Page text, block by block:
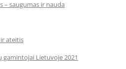
– saugumas ir nauda
ateitis
gamintojai Lietuvoje 2021